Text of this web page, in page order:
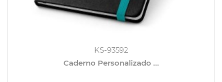
KS-93592
Caderno Personalizado ...